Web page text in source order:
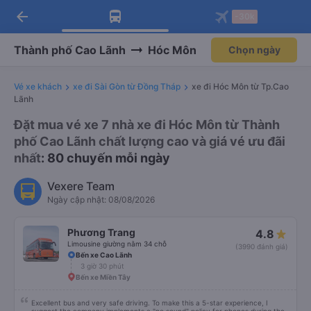
Tải app Vexere ngay!
Nhận ưu đãi thành viên độc
Mở app
Tải app Vexere
-30k/ghế khi đặt vé máy bay qua
Mở app
arrow_back
Thành phố Cao Lãnh Hóc Môn Chọn ngày
Vé xe khách xe đi Sài Gòn từ Đồng Tháp
xe đi Hóc Môn từ Tp.Cao
Lãnh
Đặt mua vé xe 7 nhà xe đi Hóc Môn từ Thành
phố Cao Lãnh chất lượng cao và giá vé ưu đãi
nhất: 80 chuyến mỗi ngày
Vexere Team
Ngày cập nhật: 08/08/2026
Phương Trang
Limousine giường nằm 34 chỗ
4.8
(3990 đánh giá)
Bến xe Cao Lãnh
3 giờ 30 phút
Bến xe Miền Tây
Excellent bus and very safe driving. To make this a 5-star experience, I